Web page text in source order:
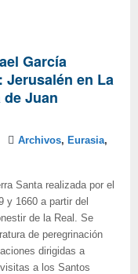
García
Jerusalén en La
Juan
Archivos, Eurasia,
Santa realizada por el
y 1660 a partir del
de la Real. Se
de peregrinación
dirigidas a
a los Santos